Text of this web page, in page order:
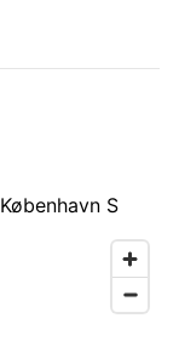
København S